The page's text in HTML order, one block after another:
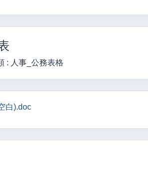
: 人事_公務表格
白).doc